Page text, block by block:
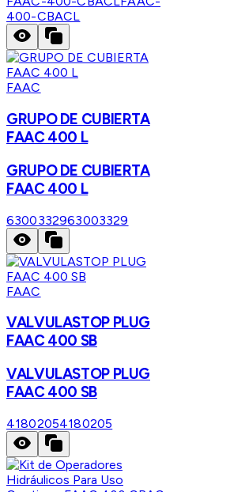
400-CBACL
FAAC
GRUPO DE CUBIERTA
FAAC 400 L
GRUPO DE CUBIERTA
FAAC 400 L
6300332963003329
FAAC
VALVULASTOP PLUG
FAAC 400 SB
VALVULASTOP PLUG
FAAC 400 SB
41802054180205